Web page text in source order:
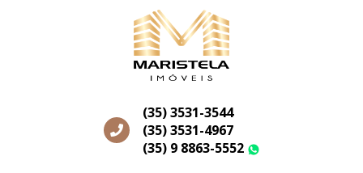
(35) 3531-3544
(35) 3531-4967
(35) 9 8863-5552